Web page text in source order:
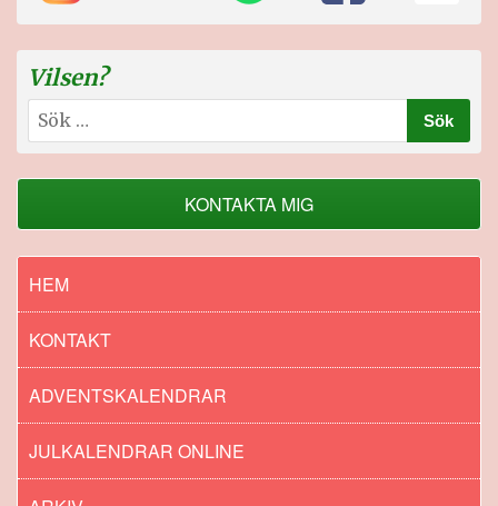
Vilsen?
Sök
efter:
KONTAKTA MIG
HEM
KONTAKT
ADVENTSKALENDRAR
JULKALENDRAR ONLINE